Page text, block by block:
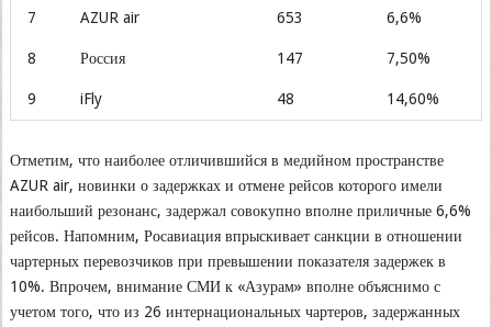
7 AZUR air 653 6,6%
8 Россия 147 7,50%
9 iFly 48 14,60%
Отметим, что наиболее отличившийся в медийном пространстве
AZUR air, новинки о задержках и отмене рейсов которого имели
наибольший резонанс, задержал совокупно вполне приличные 6,6%
рейсов. Напомним, Росавиация впрыскивает санкции в отношении
чартерных перевозчиков при превышении показателя задержек в
10%. Впрочем, внимание СМИ к «Азурам» вполне объяснимо с
учетом того, что из 26 интернациональных чартеров, задержанных